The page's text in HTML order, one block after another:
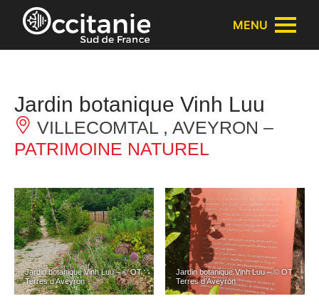
Panneau de gestion des cookies
MENU
Jardin botanique Vinh Luu
VILLECOMTAL , AVEYRON –
PATRIMOINE NATUREL
Jardin botanique Vinh Luu – © OT
Terres d’Aveyron
Jardin botanique Vinh Luu – © OT
Terres d’Aveyron